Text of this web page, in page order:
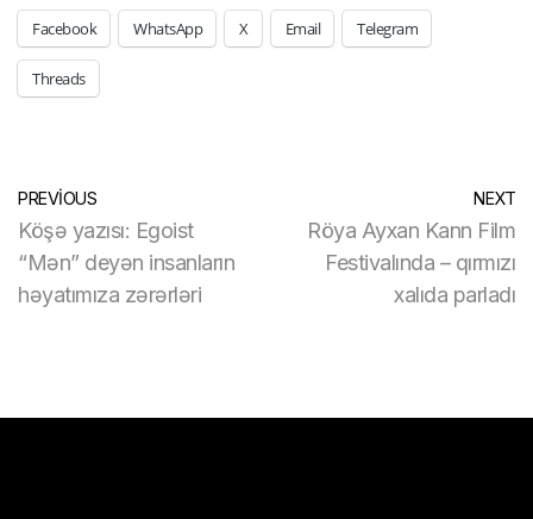
Facebook WhatsApp X Email Telegram
Threads
PREVIOUS
Köşə yazısı: Egoist
“Mən” deyən insanların
həyatımıza zərərləri
NEXT
Röya Ayxan Kann Film
Festivalında – qırmızı
xalıda parladı